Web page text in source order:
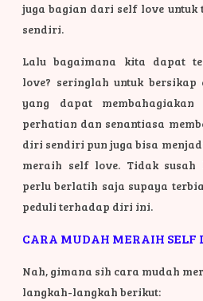
juga bagian dari self love
sendiri.
Lalu bagaimana kita dapat
love? seringlah untuk bersikap
yang dapat
perhatian dan senantiasa
diri sendiri pun juga bisa
meraih self love. Tidak susah
perlu berlatih saja supaya
peduli terhadap diri ini.
CARA MUDAH MERAIH SELF
Nah, gimana sih cara mudah
langkah-langkah berikut: